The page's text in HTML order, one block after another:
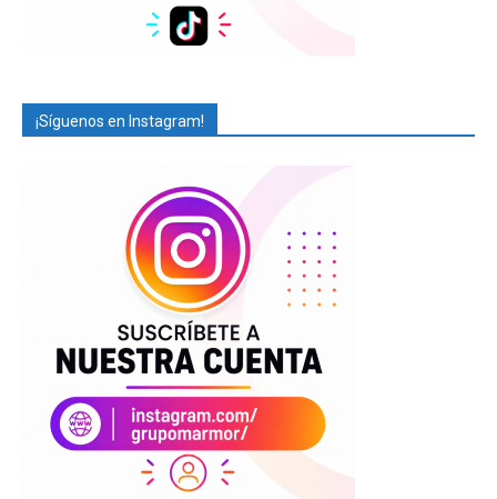
¡Síguenos en Instagram!